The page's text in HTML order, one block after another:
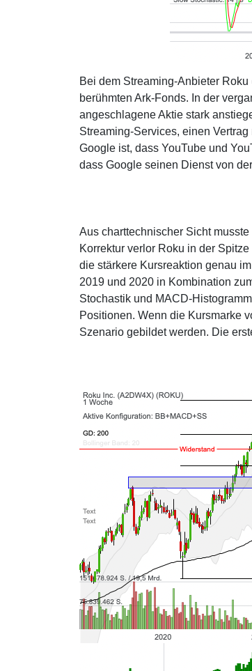
Bei dem Streaming-Anbieter
berühmten Ark-Fonds. In der
angeschlagene Aktie stark
Streaming-Services, einen
Google ist, dass YouTube und
dass Google seinen Dienst von
Aus charttechnischer Sicht
Korrektur verlor Roku in der
die stärkere Kursreaktion genau
2019 und 2020 in Kombination
Stochastik und MACD-
Positionen. Wenn die Kursmarke
Szenario gebildet werden. Die